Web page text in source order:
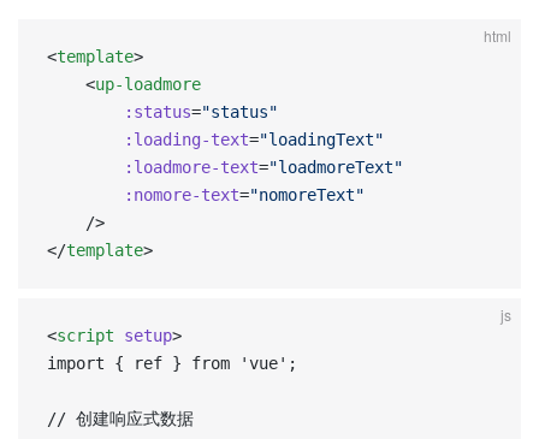
html
<template>
	<
up-loadmore
        :status
="status"
        :loading-text
="loadingText"
        :loadmore-text
="loadmoreText"
        :nomore-text
="nomoreText"
    />
</template>
js
<script setup>
import { ref } from 'vue';
// 创建响应式数据